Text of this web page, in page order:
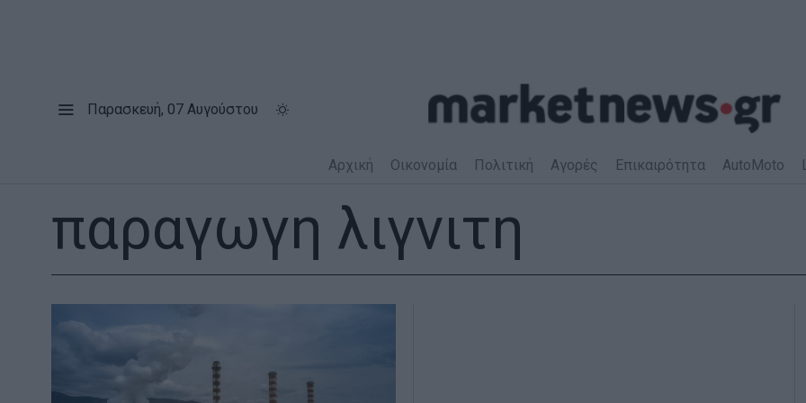
Παρασκευή, 07 Αυγούστου
Αρχική Οικονομία Πολιτική Αγορές Επικαιρότητα AutoMoto
παραγωγη λιγνιτη